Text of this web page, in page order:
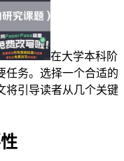
在大学本科阶
任务。选择一个合适的
将引导读者从几个关键